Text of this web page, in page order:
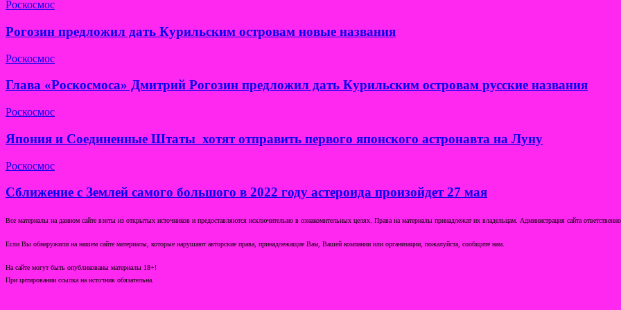
Роскосмос
Рогозин предложил дать Курильским островам новые названия
Роскосмос
Глава «Роскосмоса» Дмитрий Рогозин предложил дать Курильским островам русские названия
Роскосмос
Япония и Соединенные Штаты хотят отправить первого японского астронавта на Луну
Роскосмос
Сближение с Землей самого большого в 2022 году астероида произойдет 27 мая
Все материалы на данном сайте взяты из открытых источников и предоставляются исключительно в ознакомительных целях. Права на материалы принадлежат их владельцам. Администрация сайта
Если Вы обнаружили на нашем сайте материалы, которые нарушают авторские права, принадлежащие Вам, Вашей компании или организации, пожалуйста, сообщите нам.
На сайте могут быть опубликованы материалы 18+!
При цитировании ссылка на источник обязательна.